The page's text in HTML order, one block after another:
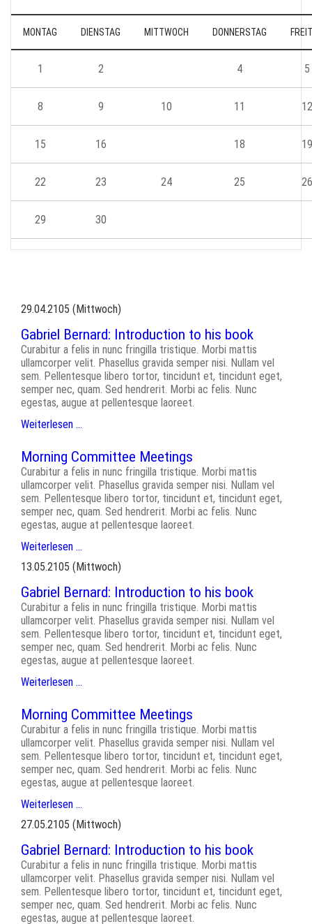
MONTAG DIENSTAG MITTWOCH DONNERSTAG
1 2 4 5
8 9 10 11 12
15 16 18 19
22 23 24 25 26
29 30
29.04.2105 (Mittwoch)
Gabriel Bernard: Introduction to his book
Curabitur a felis in nunc fringilla tristique. Morbi mattis
ullamcorper velit. Phasellus gravida semper nisi. Nullam vel
sem. Pellentesque libero tortor, tincidunt et, tincidunt eget,
semper nec, quam. Sed hendrerit. Morbi ac felis. Nunc
egestas, augue at pellentesque laoreet.
Weiterlesen …
Morning Committee Meetings
Curabitur a felis in nunc fringilla tristique. Morbi mattis
ullamcorper velit. Phasellus gravida semper nisi. Nullam vel
sem. Pellentesque libero tortor, tincidunt et, tincidunt eget,
semper nec, quam. Sed hendrerit. Morbi ac felis. Nunc
egestas, augue at pellentesque laoreet.
Weiterlesen …
13.05.2105 (Mittwoch)
Gabriel Bernard: Introduction to his book
Curabitur a felis in nunc fringilla tristique. Morbi mattis
ullamcorper velit. Phasellus gravida semper nisi. Nullam vel
sem. Pellentesque libero tortor, tincidunt et, tincidunt eget,
semper nec, quam. Sed hendrerit. Morbi ac felis. Nunc
egestas, augue at pellentesque laoreet.
Weiterlesen …
Morning Committee Meetings
Curabitur a felis in nunc fringilla tristique. Morbi mattis
ullamcorper velit. Phasellus gravida semper nisi. Nullam vel
sem. Pellentesque libero tortor, tincidunt et, tincidunt eget,
semper nec, quam. Sed hendrerit. Morbi ac felis. Nunc
egestas, augue at pellentesque laoreet.
Weiterlesen …
27.05.2105 (Mittwoch)
Gabriel Bernard: Introduction to his book
Curabitur a felis in nunc fringilla tristique. Morbi mattis
ullamcorper velit. Phasellus gravida semper nisi. Nullam vel
sem. Pellentesque libero tortor, tincidunt et, tincidunt eget,
semper nec, quam. Sed hendrerit. Morbi ac felis. Nunc
egestas, augue at pellentesque laoreet.